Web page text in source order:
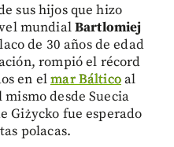
sus hijos que hizo
mundialBartlomiej
de 30 años de edad
rompió el récord
en elmar Bálticoal
desde Suecia
Giżycko fue esperado
polacas.